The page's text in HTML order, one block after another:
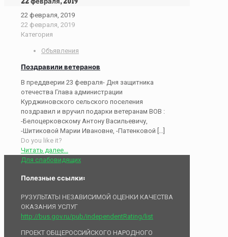
22 февраля, 2019
22 февраля, 2019
Категория
Объявления
Поздравили ветеранов
В преддверии 23 февраля- Дня защитника
отечества Глава администрации
Курджиновского сельского поселения
поздравил и вручил подарки ветеранам ВОВ :
-Белоцерковскому Антону Васильевичу,
-Шитиковой Марии Ивановне, -Патенковой […]
Do you like it?
Читать далее...
Для слабовидящих
Полезные ссылки:
РУЗУЛЬТАТЫ НЕЗАВИСИМОЙ ОЦЕНКИ КАЧЕСТВА
ОКАЗАНИЯ УСЛУГ
http://bus.gov.ru/pub/independentRating/list
ПРОЕКТ ОБЩЕРОССИЙСКОГО НАРОДНОГО